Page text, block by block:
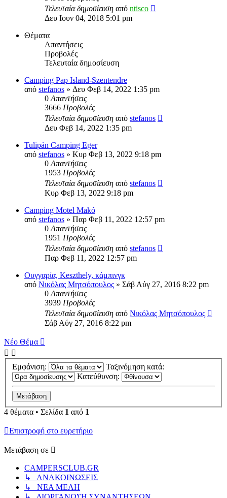
Τελευταία δημοσίευση από ntisco
Δευ Ιουν 04, 2018 5:01 pm
Θέματα
Απαντήσεις
Προβολές
Τελευταία δημοσίευση
Camping Pap Island-Szentendre
από stefanos » Δευ Φεβ 14, 2022 1:35 pm
0 Απαντήσεις
3666 Προβολές
Τελευταία δημοσίευση από stefanos
Δευ Φεβ 14, 2022 1:35 pm
Tulipán Camping Eger
από stefanos » Κυρ Φεβ 13, 2022 9:18 pm
0 Απαντήσεις
1953 Προβολές
Τελευταία δημοσίευση από stefanos
Κυρ Φεβ 13, 2022 9:18 pm
Camping Motel Makó
από stefanos » Παρ Φεβ 11, 2022 12:57 pm
0 Απαντήσεις
1951 Προβολές
Τελευταία δημοσίευση από stefanos
Παρ Φεβ 11, 2022 12:57 pm
Ουγγαρία, Keszthely, κάμπινγκ
από Νικόλας Μητσόπουλος » Σάβ Αύγ 27, 2016 8:22 pm
0 Απαντήσεις
3939 Προβολές
Τελευταία δημοσίευση από Νικόλας Μητσόπουλος
Σάβ Αύγ 27, 2016 8:22 pm
Νέο Θέμα
Εμφάνιση:
Ταξινόμηση κατά:
Κατεύθυνση:
4 θέματα • Σελίδα 1 από 1
Επιστροφή στο ευρετήριο
Μετάβαση σε
CAMPERSCLUB.GR
↳ ΑΝΑΚΟΙΝΩΣΕΙΣ
↳ ΝΕΑ ΜΕΛΗ